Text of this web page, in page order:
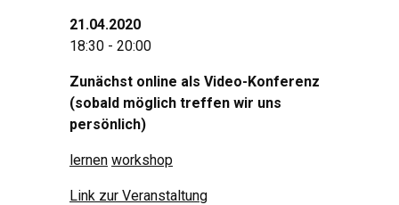
21.04.2020
18:30 - 20:00
Zunächst online als Video-Konferenz
(sobald möglich treffen wir uns
persönlich)
lernen workshop
Link zur Veranstaltung